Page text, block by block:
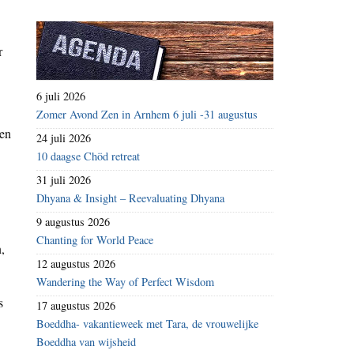
6 juli 2026
Zomer Avond Zen in Arnhem 6 juli -31 augustus
24 juli 2026
10 daagse Chöd retreat
31 juli 2026
Dhyana & Insight – Reevaluating Dhyana
9 augustus 2026
Chanting for World Peace
12 augustus 2026
Wandering the Way of Perfect Wisdom
17 augustus 2026
Boeddha- vakantieweek met Tara, de vrouwelijke
Boeddha van wijsheid